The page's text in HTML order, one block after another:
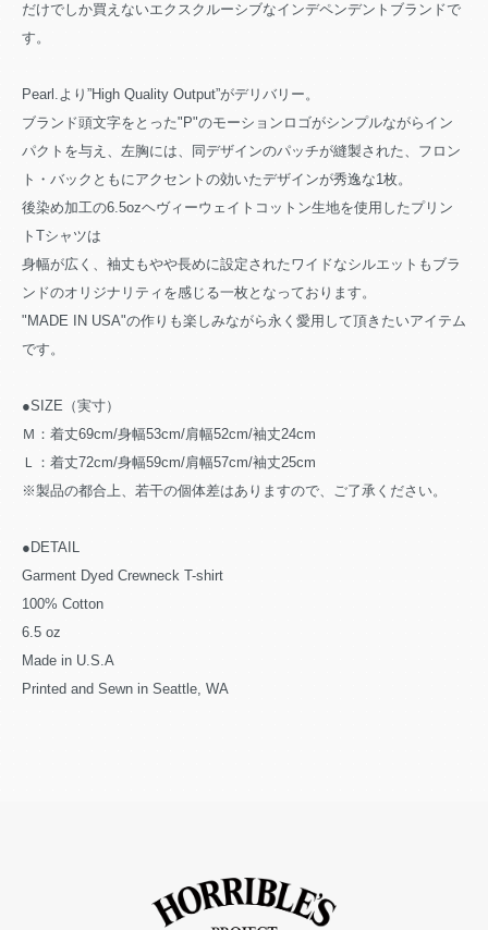
だけでしか買えないエクスクルーシブなインデペンデントブランドで
す。
Pearl.より”High Quality Output”がデリバリー。
ブランド頭文字をとった"P"のモーションロゴがシンプルながらイン
パクトを与え、左胸には、同デザインのパッチが縫製された、フロン
ト・バックともにアクセントの効いたデザインが秀逸な1枚。
後染め加工の6.5ozヘヴィーウェイトコットン生地を使用したプリン
トTシャツは
身幅が広く、袖丈もやや長めに設定されたワイドなシルエットもブラ
ンドのオリジナリティを感じる一枚となっております。
"MADE IN USA"の作りも楽しみながら永く愛用して頂きたいアイテム
です。
●SIZE（実寸）
Ｍ：着丈69cm/身幅53cm/肩幅52cm/袖丈24cm
Ｌ：着丈72cm/身幅59cm/肩幅57cm/袖丈25cm
※製品の都合上、若干の個体差はありますので、ご了承ください。
●DETAIL
Garment Dyed Crewneck T-shirt
100% Cotton
6.5 oz
Made in U.S.A
Printed and Sewn in Seattle, WA